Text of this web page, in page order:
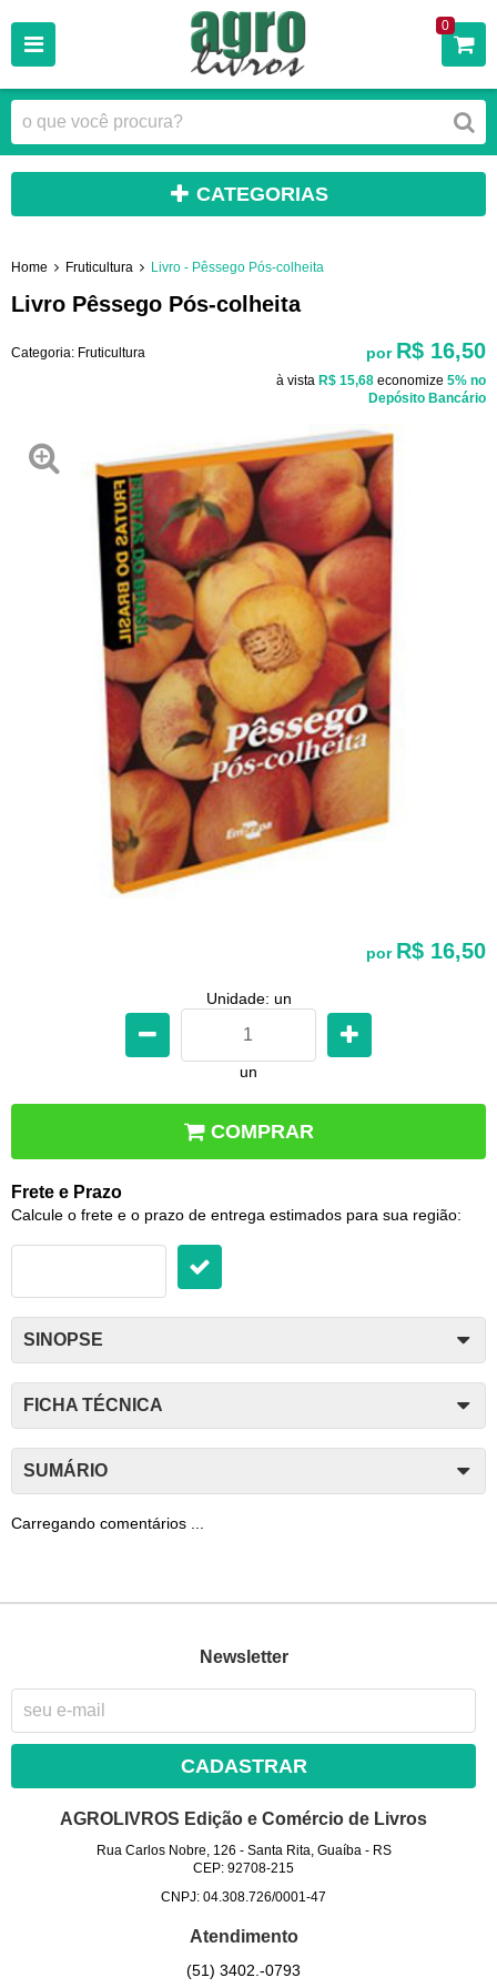
0
CATEGORIAS
Home Fruticultura Livro - Pêssego Pós-colheita
Livro Pêssego Pós-colheita
Categoria: Fruticultura por R$ 16,50
à vista R$ 15,68 economize 5% no
Depósito Bancário
por R$ 16,50
Unidade: un
un
COMPRAR
Frete e Prazo
Calcule o frete e o prazo de entrega estimados para sua região:
SINOPSE
FICHA TÉCNICA
SUMÁRIO
Carregando comentários ...
Newsletter
CADASTRAR
AGROLIVROS Edição e Comércio de Livros
Rua Carlos Nobre, 126 - Santa Rita, Guaíba- RS
CEP: 92708-215
CNPJ: 04.308.726/0001-47
Atendimento
(51) 3402.-0793